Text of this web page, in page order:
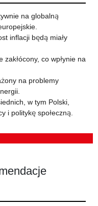
na globalną
inflacji będą miały
co wpłynie na
na problemy
w tym Polski,
i politykę społeczną.